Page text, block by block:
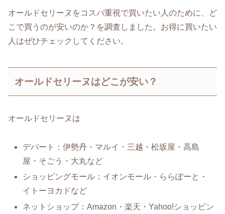
オールドセリーヌをコスパ重視で買いたい人のために、ど
こで買うのが安いのか？を調査しました。お得に買いたい
人はぜひチェックしてください。
オールドセリーヌはどこが安い？
オールドセリーヌは
デパート：伊勢丹・マルイ・三越・松坂屋・高島
屋・そごう・大丸など
ショッピングモール：イオンモール・ららぽーと・
イトーヨカドなど
ネットショップ：Amazon・楽天・Yahoo!ショッピン